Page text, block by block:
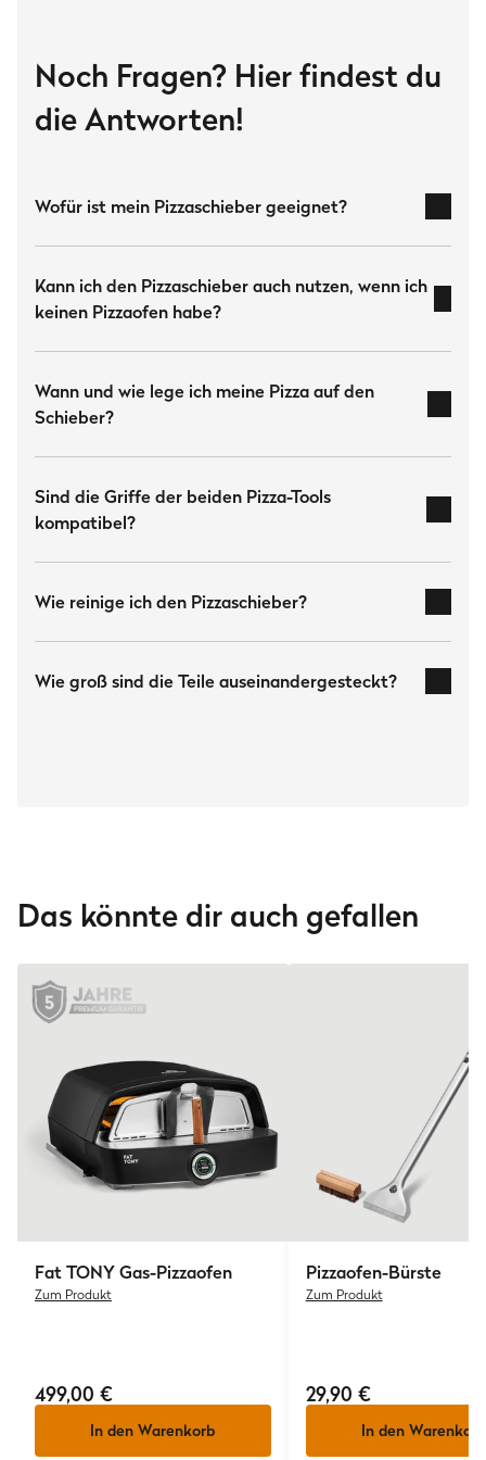
Steckverbindung, Perforierte Schaufel, Angeschliffener
Rand und Längsstreben, Aufhängeöse, Akazienholz-Griff
Anwendung
Herstellerinformation
Burnhard GmbH
Heesenstraße 31
Deutschland
www.burnhard.com/de
Noch Fragen? Hier findest du
die Antworten!
Wofür ist mein Pizzaschieber geeignet?
zum Aufnehmen und Platzieren deiner rohen Pizza
im Ofen
36 cm
Pizzawender
Pizzawender
Seiten durchzubacken
Kann ich den Pizzaschieber auch nutzen, wenn ich
keinen Pizzaofen habe?
Pizzaaufsatz für Gasgrills
FRED, EARL
Wann und wie lege ich meine Pizza auf den
Schieber?
Sind die Griffe der beiden Pizza-Tools
kompatibel?
Wie reinige ich den Pizzaschieber?
warmem Wasser gereinigt
Wie groß sind die Teile auseinandergesteckt?
Das könnte dir auch gefallen
Fat TONYGas-Pizzaofen
Zum Produkt
499,00 €
In den Warenkorb
Pizzaofen-Bürste
Zum Produkt
29,90 €
In den Warenkorb